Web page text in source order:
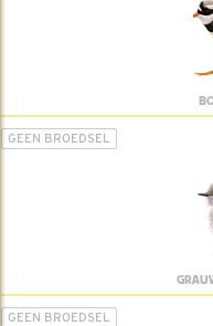
GEEN BROEDSEL
GEEN BROEDSEL